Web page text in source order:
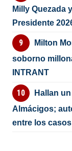
Milly Quezada
Presidente
Milton
soborno
INTRANT
Hallan
Almácigos;
entre los casos